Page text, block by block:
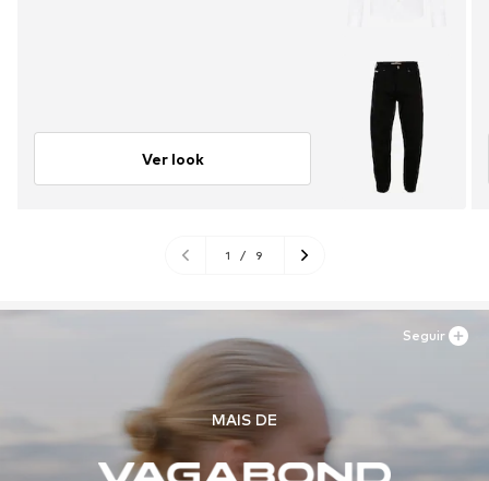
Ver look
1 / 9
MAIS DE
Seguir